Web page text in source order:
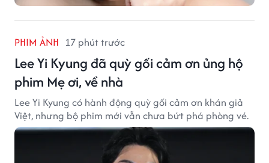
PHIM ẢNH 17 phút trước
Lee Yi Kyung đã quỳ gối cảm ơn ủng hộ
phim Mẹ ơi, về nhà
Lee Yi Kyung có hành động quỳ gối cảm ơn khán giả
Việt, nhưng bộ phim mới vẫn chưa bứt phá phòng vé.